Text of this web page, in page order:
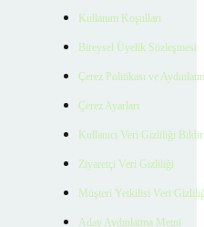
Kullanım Koşulları
Bireysel Üyelik Sözleşmesi
Çerez Politikası ve
Çerez Ayarları
Kullanıcı Veri Gizliliği
Ziyaretçi Veri Gizliliği
Müşteri Yetkilisi Veri
Aday Aydınlatma Metni